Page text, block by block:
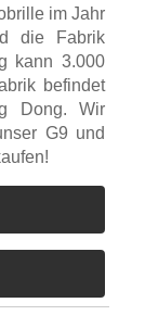
im Jahr
die Fabrik
kann 3.000
befindet
Dong. Wir
G9 und